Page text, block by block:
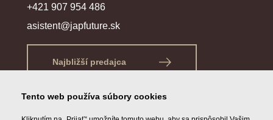
+421 907 954 486
asistent@japfuture.sk
Najbližší predajca
Tento web používa súbory cookies